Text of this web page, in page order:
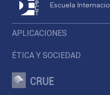
APLICACIONES
ÉTICA Y SOCIEDAD
Escuela